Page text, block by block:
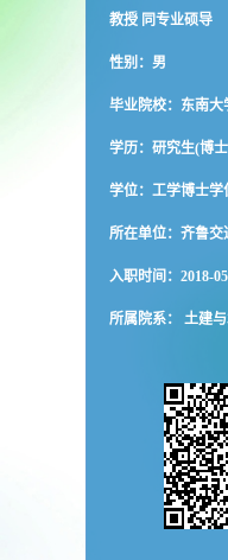
教授 同专业硕导
性别：男
毕业院校：东南大
学历：研究生(博
学位：工学博士学
所在单位：齐鲁交
入职时间：2018-05
所属院系： 土建